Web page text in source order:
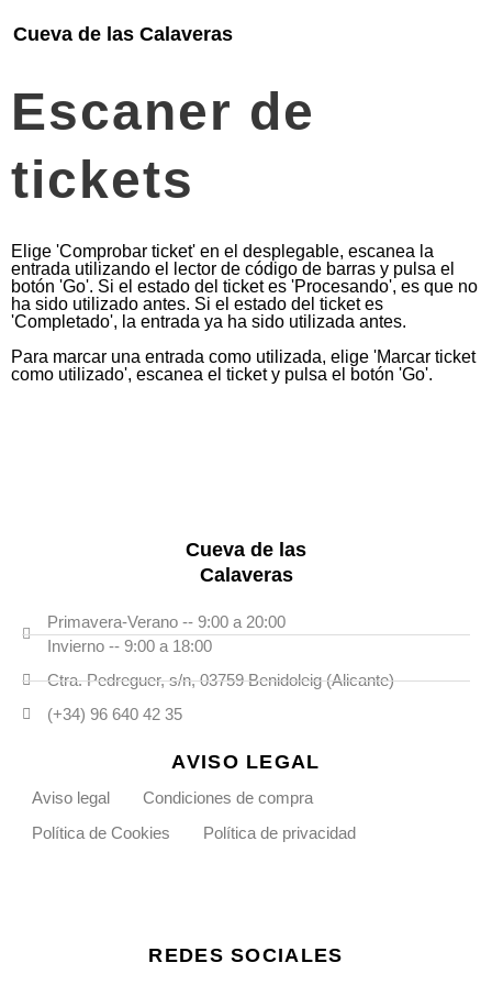
Cueva de las Calaveras
Escaner de
tickets
Elige 'Comprobar ticket' en el desplegable, escanea la
entrada utilizando el lector de código de barras y pulsa el
botón 'Go'. Si el estado del ticket es 'Procesando', es que no
ha sido utilizado antes. Si el estado del ticket es
'Completado', la entrada ya ha sido utilizada antes.
Para marcar una entrada como utilizada, elige 'Marcar ticket
como utilizado', escanea el ticket y pulsa el botón 'Go'.
Cueva de las
Calaveras
Primavera-Verano -- 9:00 a 20:00
Invierno -- 9:00 a 18:00
Ctra. Pedreguer, s/n, 03759 Benidoleig (Alicante)
(+34) 96 640 42 35
AVISO LEGAL
Aviso legal
Condiciones de compra
Política de Cookies
Política de privacidad
REDES SOCIALES